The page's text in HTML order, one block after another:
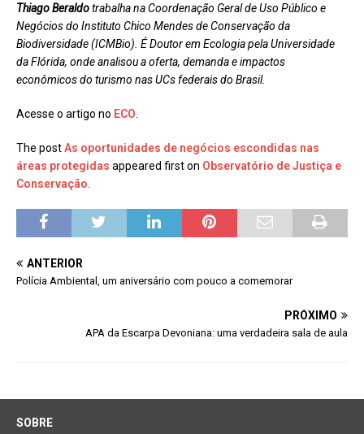
Thiago Beraldotrabalha na Coordenação Geral de Uso Público e
Negócios do Instituto Chico Mendes de Conservação da
Biodiversidade (ICMBio). É Doutor em Ecologia pela Universidade
da Flórida, onde analisou a oferta, demanda e impactos
econômicos do turismo nas UCs federais do Brasil.
Acesse o artigo no ECO
The postAs oportunidades de negócios escondidas nas
áreas protegidas appeared first on Observatório de Justiça e
Conservação
ANTERIOR
Polícia Ambiental, um aniversário com pouco a comemorar
PRÓXIMO
APA da Escarpa Devoniana: uma verdadeira sala de aula
SOBRE